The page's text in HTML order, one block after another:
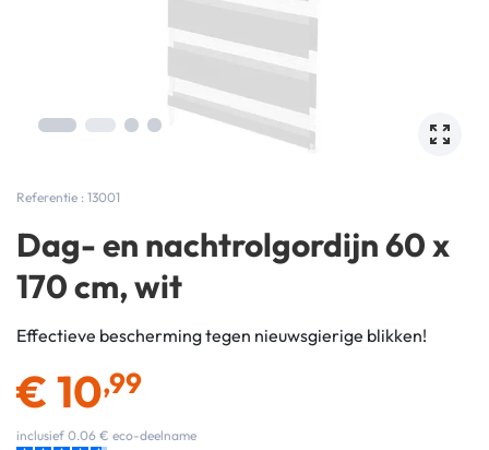
Referentie : 13001
Dag- en nachtrolgordijn 60 x
170 cm, wit
Effectieve bescherming tegen nieuwsgierige blikken!
€ 10,99
inclusief 0.06 € eco-deelname